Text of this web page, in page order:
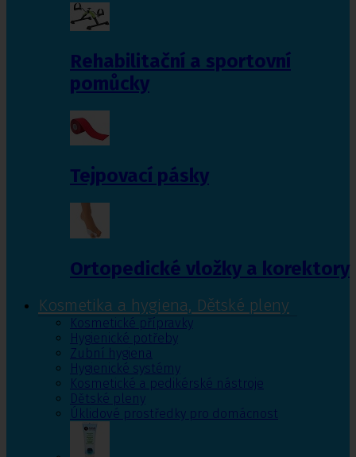
Rehabilitační a sportovní
pomůcky
Tejpovací pásky
Ortopedické vložky a korektory
Kosmetika a hygiena, Dětské pleny
Kosmetické přípravky
Hygienické potřeby
Zubní hygiena
Hygienické systémy
Kosmetické a pedikérské nástroje
Dětské pleny
Úklidové prostředky pro domácnost